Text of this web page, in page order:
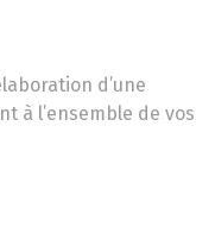
d’une
à l’ensemble de vos